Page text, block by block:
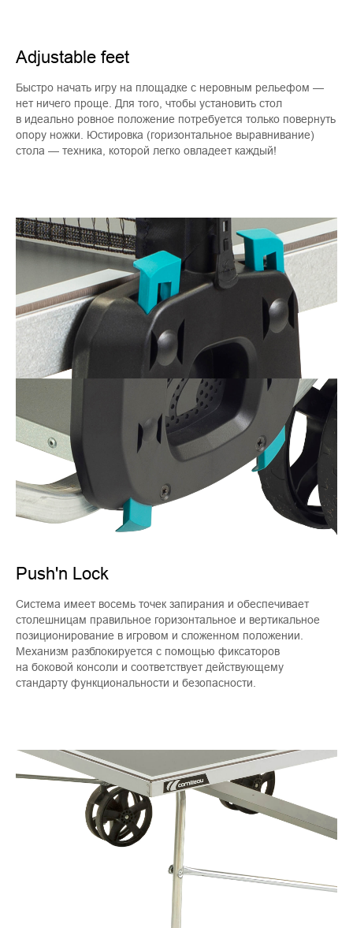
Adjustable feet
Быстро начать игру на площадке с неровным рельефом —
нет ничего проще. Для того, чтобы установить стол
в идеально ровное положение потребуется только повернуть
опору ножки. Юстировка (горизонтальное выравнивание)
стола — техника, которой легко овладеет каждый!
Push'n Lock
Система имеет восемь точек запирания и обеспечивает
столешницам правильное горизонтальное и вертикальное
позиционирование в игровом и сложенном положении.
Механизм разблокируется с помощью фиксаторов
на боковой консоли и соответствует действующему
стандарту функциональности и безопасности.